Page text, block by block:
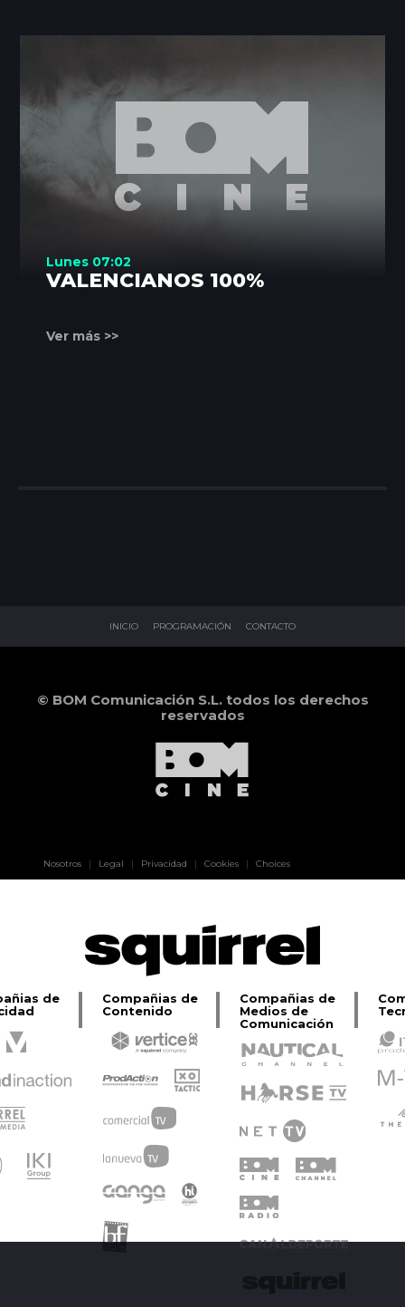
Lunes 07:02
VALENCIANOS 100%
Ver más >>
INICIO PROGRAMACIÓN CONTACTO
© BOM Comunicación S.L. todos los derechos
reservados
Nosotros | Legal | Privacidad | Cookies | Choices
de
Compañias de
Contenido
Compañias de
Medios de
Comunicación